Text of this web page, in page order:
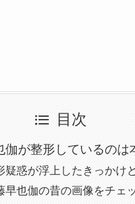
目次
伽が整形しているのは
疑惑が浮上したきっかけ
早也伽の昔の画像をチェ